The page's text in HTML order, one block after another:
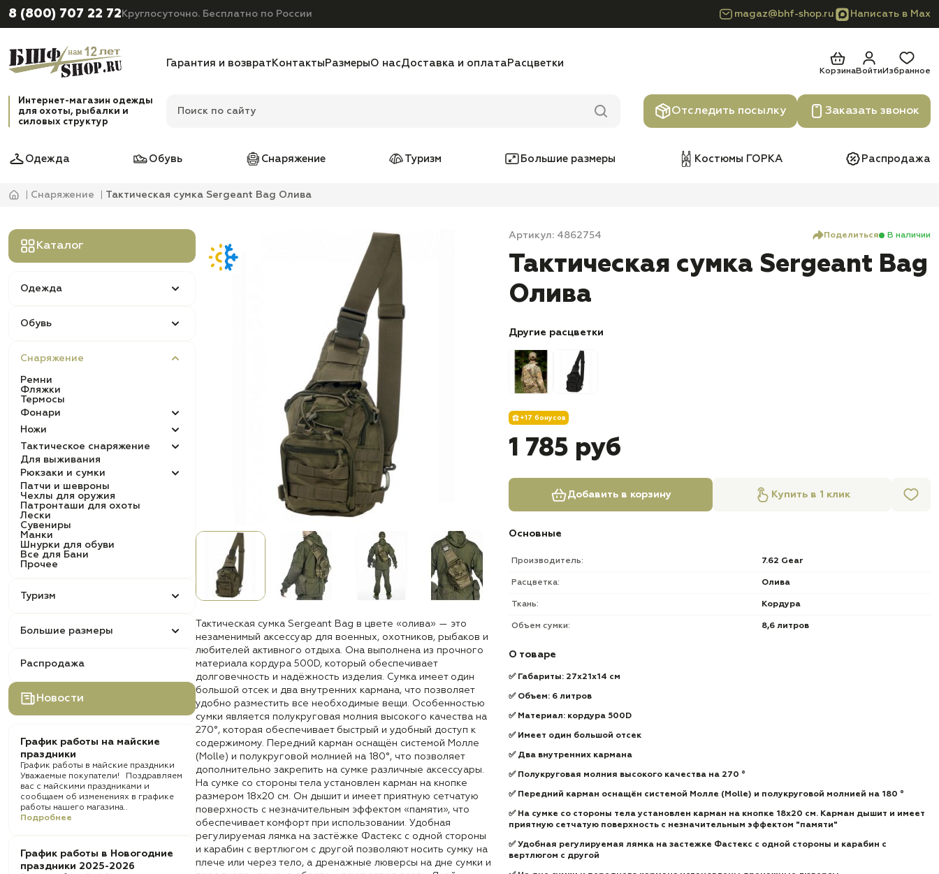
8 (800) 707 22 72 Круглосуточно. Бесплатно по России magaz@bhf-shop.ru Написать в Max
Гарантия и возврат Контакты РазмерыО насДоставка и оплата Расцветки
КорзинаВойти Избранное
Интернет-магазин одежды
для охоты, рыбалки и
силовых структур
Отследить посылку Заказать звонок
Одежда Обувь Снаряжение Туризм Большие размеры Костюмы ГОРКА Распродажа
Снаряжение Тактическая сумка Sergeant Bag Олива
Каталог
Одежда
Обувь
Снаряжение
Ремни
Фляжки
Термосы
Фонари
Ножи
Тактическое снаряжение
Для выживания
Рюкзаки и сумки
Патчи и шевроны
Чехлы для оружия
Патронташи для охоты
Лески
Сувениры
Манки
Шнурки для обуви
Все для Бани
Прочее
Туризм
Большие размеры
Распродажа
Новости
График работы на майские
праздники
График работы в майские праздники
Уважаемые покупатели! Поздравляем
вас с майскими праздниками и
сообщаем об изменениях в графике
работы нашего магазина..
Подробнее
График работы в Новогодние
праздники 2025-2026
Тактическая сумка Sergeant Bag в цвете «олива» — это
незаменимый аксессуар для военных, охотников, рыбаков и
любителей активного отдыха. Она выполнена из прочного
материала кордура 500D, который обеспечивает
долговечность и надёжность изделия. Сумка имеет один
большой отсек и два внутренних кармана, что позволяет
удобно разместить все необходимые вещи. Особенностью
сумки является полукруговая молния высокого качества на
270°, которая обеспечивает быстрый и удобный доступ к
содержимому. Передний карман оснащён системой Молле
(Molle) и полукруговой молнией на 180°, что позволяет
дополнительно закрепить на сумке различные аксессуары.
На сумке со стороны тела установлен карман на кнопке
размером 18х20 см. Он дышит и имеет приятную сетчатую
поверхность с незначительным эффектом «памяти», что
обеспечивает комфорт при использовании. Удобная
регулируемая лямка на застёжке Фастекс с одной стороны
и карабин с вертлюгом с другой позволяют носить сумку на
плече или через тело, а дренажные люверсы на дне сумки и
Артикул: 4862754 Поделиться В наличии
Тактическая сумка Sergeant Bag
Олива
Другие расцветки
+17 бонусов
1 785 руб
Добавить в корзину Купить в 1 клик
Основные
Производитель: 7.62 Gear
Расцветка: Олива
Ткань: Кордура
Объем сумки: 8,6 литров
О товаре
✅ Габариты: 27х21х14 см
✅ Объем: 6 литров
✅ Материал: кордура 500D
✅ Имеет один большой отсек
✅ Два внутренних кармана
✅ Полукруговая молния высокого качества на 270 °
✅ Передний карман оснащён системой Молле (Molle) и полукруговой молнией на 180 °
✅ На сумке со стороны тела установлен карман на кнопке 18х20 см. Карман дышит и имеет
приятную сетчатую поверхность с незначительным эффектом "памяти"
✅ Удобная регулируемая лямка на застежке Фастекс с одной стороны и карабин с
вертлюгом с другой